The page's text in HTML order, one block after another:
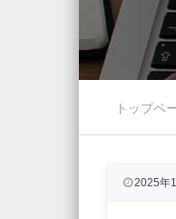
Menuトップペ
2025年